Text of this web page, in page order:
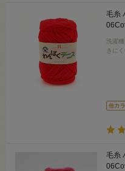
毛糸
洗濯
きにく
毛糸